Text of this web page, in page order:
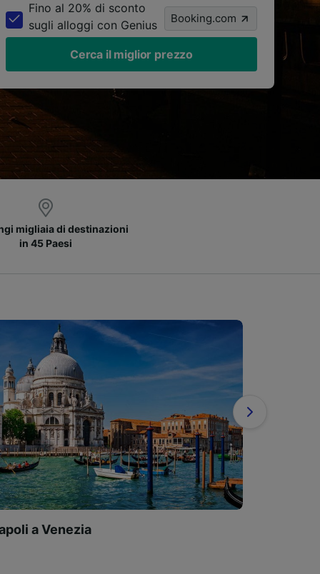
Fino al 20% di sconto
sugli alloggi con Genius
Booking.com
Cerca il miglior prezzo
migliaia di destinazioni
in 45 Paesi
a Venezia